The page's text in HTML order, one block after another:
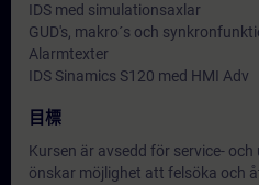
IDS med simulationsaxlar
GUD's, makro´s och
Alarmtexter
IDS Sinamics S120 med HMI Adv
目標
Kursen är avsedd för service-
önskar möjlighet att felsöka och